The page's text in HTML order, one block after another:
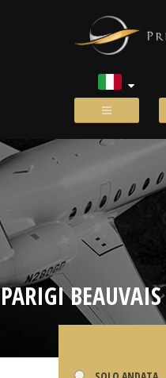
PARIGI